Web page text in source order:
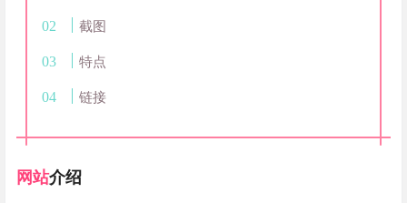
截图
特点
链接
网站介绍